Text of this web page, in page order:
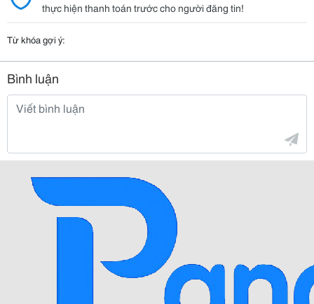
thực hiện thanh toán trước cho người đăng tin!
Từ khóa gợi ý:
Bình luận